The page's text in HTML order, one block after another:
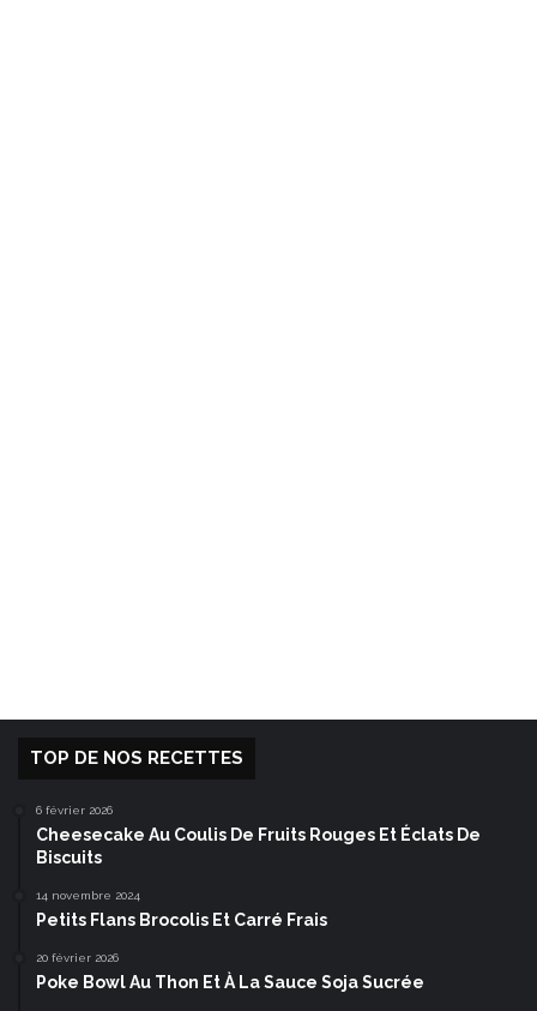
TOP DE NOS RECETTES
6 février 2026
Cheesecake Au Coulis De Fruits Rouges Et Éclats De
Biscuits
14 novembre 2024
Petits Flans Brocolis Et Carré Frais
20 février 2026
Poke Bowl Au Thon Et À La Sauce Soja Sucrée